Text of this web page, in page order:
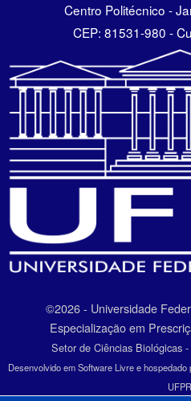
Centro Politécnico -
CEP: 81531-980 -
©2026 - Universidade
Especialização em
Setor de Ciências Biológicas
Desenvolvido em Software Livre e
UFPR